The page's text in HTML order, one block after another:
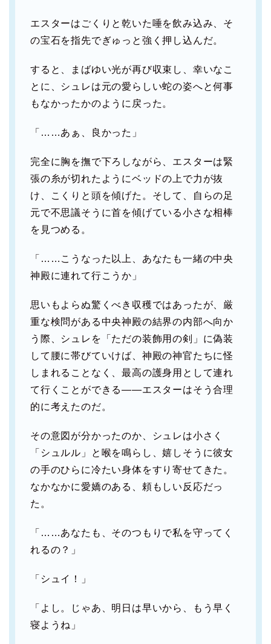
エスターはごくりと乾いた唾を飲み込み、そ
の宝石を指先でぎゅっと強く押し込んだ。
すると、まばゆい光が再び収束し、幸いなこ
とに、シュレは元の愛らしい蛇の姿へと何事
もなかったかのように戻った。
「……あぁ、良かった」
完全に胸を撫で下ろしながら、エスターは緊
張の糸が切れたようにベッドの上で力が抜
け、こくりと頭を傾げた。そして、自らの足
元で不思議そうに首を傾げている小さな相棒
を見つめる。
「……こうなった以上、あなたも一緒の中央
神殿に連れて行こうか」
思いもよらぬ驚くべき収穫ではあったが、厳
重な検問がある中央神殿の結界の内部へ向か
う際、シュレを「ただの装飾用の剣」に偽装
して腰に帯びていけば、神殿の神官たちに怪
しまれることなく、最高の護身用として連れ
て行くことができる――エスターはそう合理
的に考えたのだ。
その意図が分かったのか、シュレは小さく
「シュルル」と喉を鳴らし、嬉しそうに彼女
の手のひらに冷たい身体をすり寄せてきた。
なかなかに愛嬌のある、頼もしい反応だっ
た。
「……あなたも、そのつもりで私を守ってく
れるの？」
「シュイ！」
「よし。じゃあ、明日は早いから、もう早く
寝ようね」